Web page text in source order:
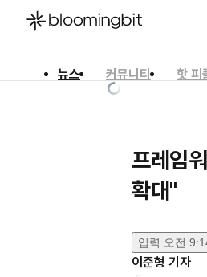
뉴스 커뮤니티 핫 피
프레임
확대"
입력 오전
이준형 기자